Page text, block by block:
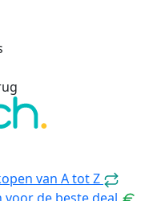
van A tot Z